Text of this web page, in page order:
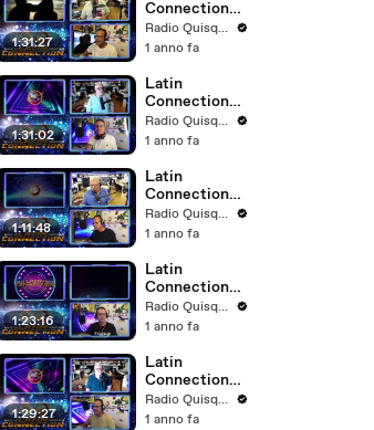
1:31:27
Connection
20-08-2025
Radio Quisqueya
1 anno fa
1:31:02
Latin
Connection
31.07.2025Radio Quisqueya
1 anno fa
1:11:48
Latin
Connection
24.07.2025
Radio Quisqueya
1 anno fa
1:23:16
Latin
Connection
19.06.2025
Radio Quisqueya
1 anno fa
1:29:27
Latin
Connection
12.06.2025Radio Quisqueya
1 anno fa